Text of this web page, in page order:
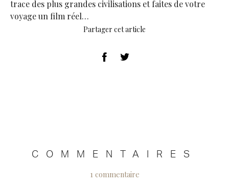
trace des plus grandes civilisations et faites de votre
voyage un film réel…
Partager cet article
COMMENTAIRES
1 commentaire